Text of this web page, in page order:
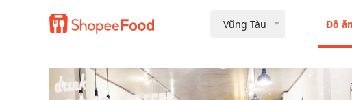
Vũng Tàu Đồ